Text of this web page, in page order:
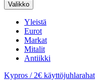
Valikko
Yleistä
Eurot
Markat
Mitalit
Antiikki
Kypros / 2€ käyttöjuhlarahat